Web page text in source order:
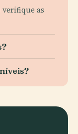
verifique as